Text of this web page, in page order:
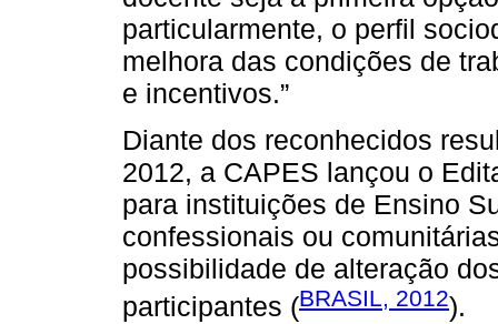
particularmente, o perfil
melhora das condições de
e incentivos.”
Diante dos reconhecidos
2012, a CAPES lançou o
para instituições de Ensino
confessionais ou
possibilidade de alteração
participantes (BRASIL, 2012).